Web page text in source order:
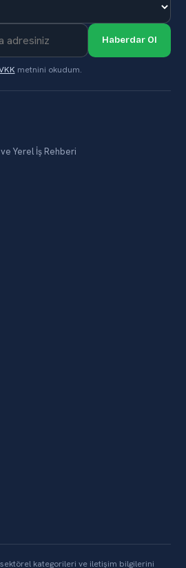
Haberdar Ol
metnini okudum.
Yerel İş Rehberi
kategorileri ve iletişim bilgilerini